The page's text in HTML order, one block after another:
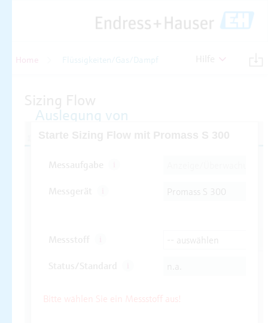
Home Flüssigkeiten/Gas/Dampf